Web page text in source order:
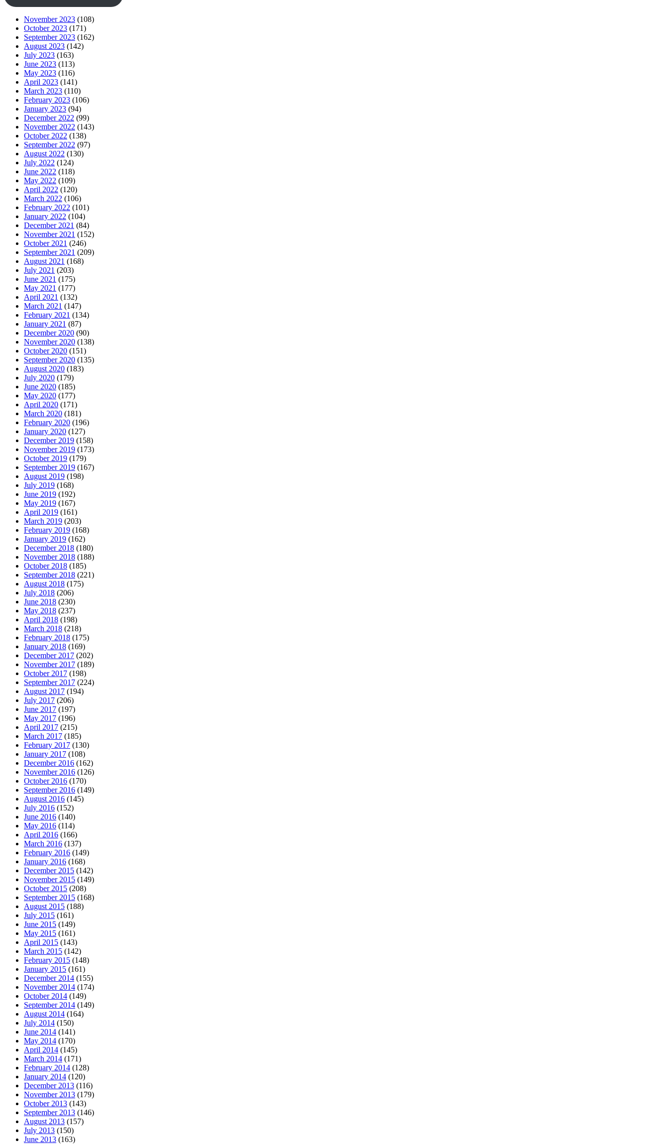
November 2023 (108)
October 2023 (171)
September 2023 (162)
August 2023 (142)
July 2023 (163)
June 2023 (113)
May 2023 (116)
April 2023 (141)
March 2023 (110)
February 2023 (106)
January 2023 (94)
December 2022 (99)
November 2022 (143)
October 2022 (138)
September 2022 (97)
August 2022 (130)
July 2022 (124)
June 2022 (118)
May 2022 (109)
April 2022 (120)
March 2022 (106)
February 2022 (101)
January 2022 (104)
December 2021 (84)
November 2021 (152)
October 2021 (246)
September 2021 (209)
August 2021 (168)
July 2021 (203)
June 2021 (175)
May 2021 (177)
April 2021 (132)
March 2021 (147)
February 2021 (134)
January 2021 (87)
December 2020 (90)
November 2020 (138)
October 2020 (151)
September 2020 (135)
August 2020 (183)
July 2020 (179)
June 2020 (185)
May 2020 (177)
April 2020 (171)
March 2020 (181)
February 2020 (196)
January 2020 (127)
December 2019 (158)
November 2019 (173)
October 2019 (179)
September 2019 (167)
August 2019 (198)
July 2019 (168)
June 2019 (192)
May 2019 (167)
April 2019 (161)
March 2019 (203)
February 2019 (168)
January 2019 (162)
December 2018 (180)
November 2018 (188)
October 2018 (185)
September 2018 (221)
August 2018 (175)
July 2018 (206)
June 2018 (230)
May 2018 (237)
April 2018 (198)
March 2018 (218)
February 2018 (175)
January 2018 (169)
December 2017 (202)
November 2017 (189)
October 2017 (198)
September 2017 (224)
August 2017 (194)
July 2017 (206)
June 2017 (197)
May 2017 (196)
April 2017 (215)
March 2017 (185)
February 2017 (130)
January 2017 (108)
December 2016 (162)
November 2016 (126)
October 2016 (170)
September 2016 (149)
August 2016 (145)
July 2016 (152)
June 2016 (140)
May 2016 (114)
April 2016 (166)
March 2016 (137)
February 2016 (149)
January 2016 (168)
December 2015 (142)
November 2015 (149)
October 2015 (208)
September 2015 (168)
August 2015 (188)
July 2015 (161)
June 2015 (149)
May 2015 (161)
April 2015 (143)
March 2015 (142)
February 2015 (148)
January 2015 (161)
December 2014 (155)
November 2014 (174)
October 2014 (149)
September 2014 (149)
August 2014 (164)
July 2014 (150)
June 2014 (141)
May 2014 (170)
April 2014 (145)
March 2014 (171)
February 2014 (128)
January 2014 (120)
December 2013 (116)
November 2013 (179)
October 2013 (143)
September 2013 (146)
August 2013 (157)
July 2013 (150)
June 2013 (163)